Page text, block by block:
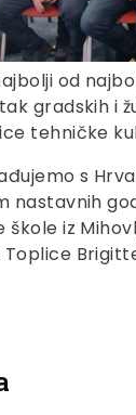
od
gradskih i
tehničke
s
nastavnih
škole iz